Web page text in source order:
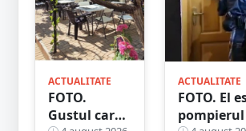
contrasens
ACTUALITATE
FOTO.
Gustul care
ACTUALITATE
FOTO. El